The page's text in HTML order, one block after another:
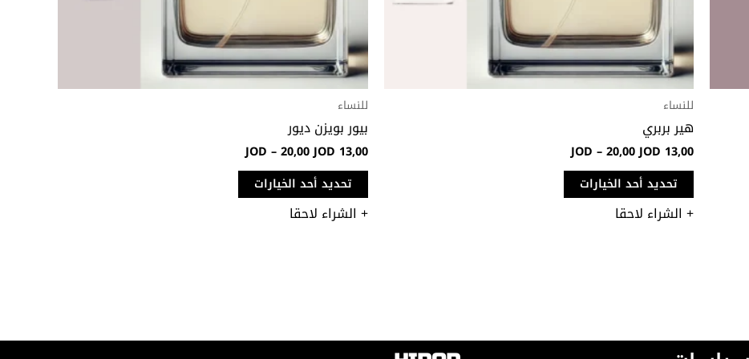
للنساء
هير بربري
13,00
JOD –20,00JOD
تحديد أحد الخيارات
المنتج
+ الشراء لاحقا
للنساء
بيور بويزن ديور
13,00
JOD –20,00JOD
تحديد أحد الخيارات
المنتج
+ الشراء لاحقا